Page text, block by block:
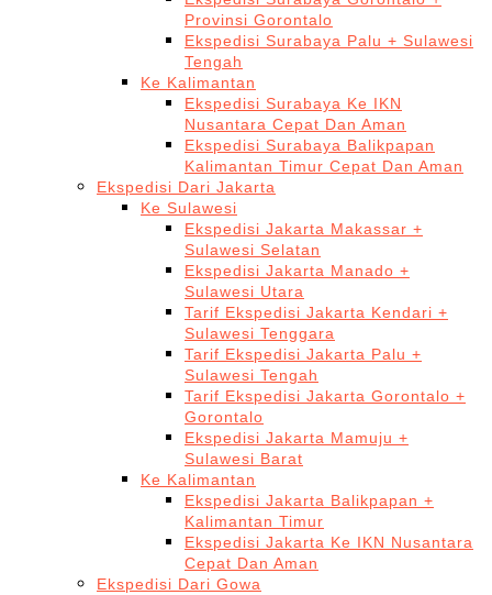
Provinsi Gorontalo
Ekspedisi Surabaya Palu + Sulawesi
Tengah
Ke Kalimantan
Ekspedisi Surabaya Ke IKN
Nusantara Cepat Dan Aman
Ekspedisi Surabaya Balikpapan
Kalimantan Timur Cepat Dan Aman
Ekspedisi Dari Jakarta
Ke Sulawesi
Ekspedisi Jakarta Makassar +
Sulawesi Selatan
Ekspedisi Jakarta Manado +
Sulawesi Utara
Tarif Ekspedisi Jakarta Kendari +
Sulawesi Tenggara
Tarif Ekspedisi Jakarta Palu +
Sulawesi Tengah
Tarif Ekspedisi Jakarta Gorontalo +
Gorontalo
Ekspedisi Jakarta Mamuju +
Sulawesi Barat
Ke Kalimantan
Ekspedisi Jakarta Balikpapan +
Kalimantan Timur
Ekspedisi Jakarta Ke IKN Nusantara
Cepat Dan Aman
Ekspedisi Dari Gowa